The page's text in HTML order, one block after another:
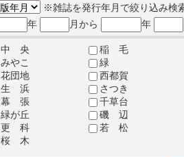
※雑誌を発行年月で絞り込み検
年
月から 年
中 央
稲 毛
みやこ
緑
花団地
西都賀
生 浜
さつき
幕 張
千草台
緑が丘
磯 辺
更 科
若 松
桜 木